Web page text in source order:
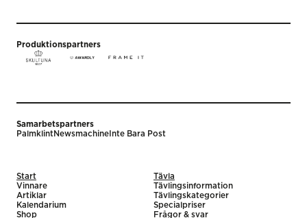
Produktionspartners
Samarbetspartners
PalmklintNewsmachine Inte Bara Post
Start
Vinnare
Artiklar
Kalendarium
Shop
Tävla
Tävlingsinformation
Tävlingskategorier
Specialpriser
Frågor & svar